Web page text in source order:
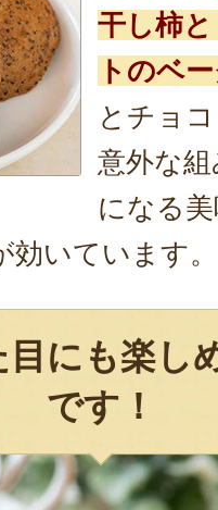
干し柿
トのベ
とチョ
意外な
になる
いています。
にも楽し
です！